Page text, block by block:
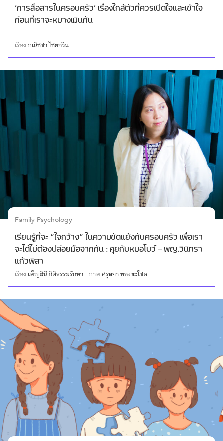
‘การสื่อสารในครอบครัว’ เรื่องใกล้ตัวที่ควรเปิดใจและเข้าใจ
ก่อนที่เราจะหมางเมินกัน
เรื่องภณิชชา ไชยกวิน
Family Psychology
เรียนรู้ที่จะ “ใจกว้าง” ในความขัดแย้งกับครอบครัว เพื่อเรา
จะได้ไม่ต้องปล่อยมือจากกัน : คุยกับหมอโบว์ – พญ.วินิทรา
แก้วพิลา
เรื่อง เพ็ญสินี ธิติธรรมรักษา ภาพ ศรุตยา ทองขะโชค